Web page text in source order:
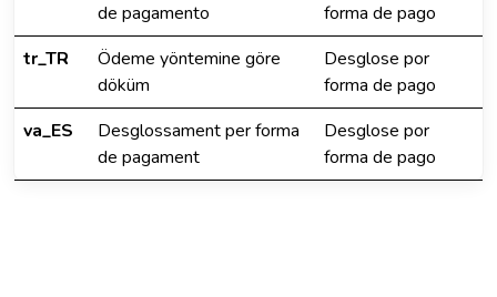
de pagamento
forma de pago
tr_TR
Ödeme yöntemine göre
döküm
Desglose por
forma de pago
va_ES
Desglossament per forma
de pagament
Desglose por
forma de pago